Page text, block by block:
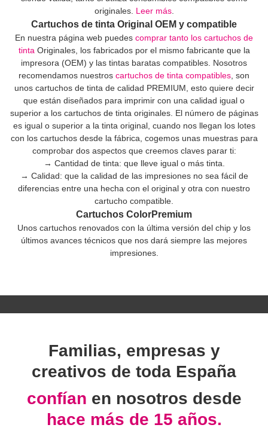
originales. Leer más.
Cartuchos de tinta Original OEM y compatible
En nuestra página web puedes comprar tanto los cartuchos de
tinta Originales, los fabricados por el mismo fabricante que la
impresora (OEM) y las tintas baratas compatibles. Nosotros
recomendamos nuestros cartuchos de tinta compatibles , son
unos cartuchos de tinta de calidad PREMIUM, esto quiere decir
que están diseñados para imprimir con una calidad igual o
superior a los cartuchos de tinta originales. El número de páginas
es igual o superior a la tinta original, cuando nos llegan los lotes
con los cartuchos desde la fábrica, cogemos unas muestras para
comprobar dos aspectos que creemos claves parar ti:
→ Cantidad de tinta: que lleve igual o más tinta.
→ Calidad: que la calidad de las impresiones no sea fácil de
diferencias entre una hecha con el original y otra con nuestro
cartucho compatible.
Cartuchos ColorPremium
Unos cartuchos renovados con la última versión del chip y los
últimos avances técnicos que nos dará siempre las mejores
impresiones.
Familias, empresas y
creativos de toda España
confían en nosotros desde
hace más de 15 años.